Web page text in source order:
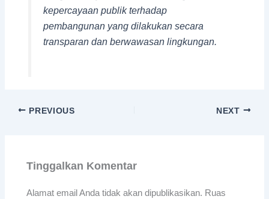
kepercayaan publik terhadap
pembangunan yang dilakukan secara
transparan dan berwawasan lingkungan.
PREVIOUS NEXT
Tinggalkan Komentar
Alamat email Anda tidak akan dipublikasikan. Ruas